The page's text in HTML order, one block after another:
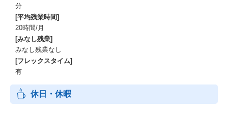
分
[平均残業時間]
20時間/月
[みなし残業]
みなし残業なし
[フレックスタイム]
有
休日・休暇